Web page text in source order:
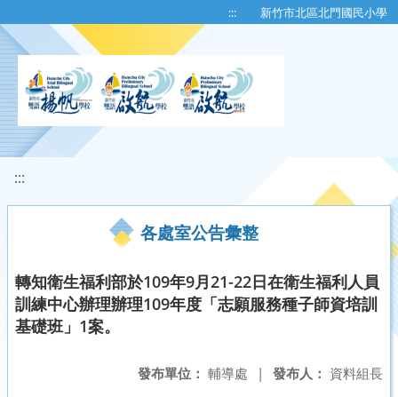
::: 新竹市北區北門國民小學
:::
各處室公告彙整
轉知衛生福利部於109年9月21-22日在衛生福利人員
訓練中心辦理辦理109年度「志願服務種子師資培訓
基礎班」1案。
發布人： 資料組長
發布單位： 輔導處 |